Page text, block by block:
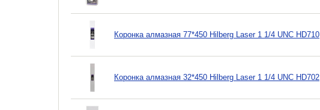
Коронка алмазная 77*450 Hilberg Laser 1 1/4 UNC HD710
Коронка алмазная 32*450 Hilberg Laser 1 1/4 UNC HD702